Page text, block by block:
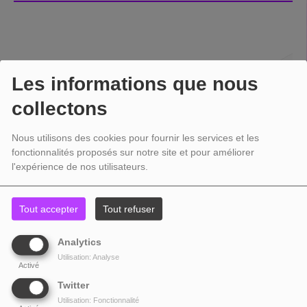
Les informations que nous
collectons
Nous utilisons des cookies pour fournir les services et les
fonctionnalités proposés sur notre site et pour améliorer
l'expérience de nos utilisateurs.
Tout accepter Tout refuser
Analytics
Activé
Utilisation: Analyse
Twitter
Utilisation: Fonctionnalité